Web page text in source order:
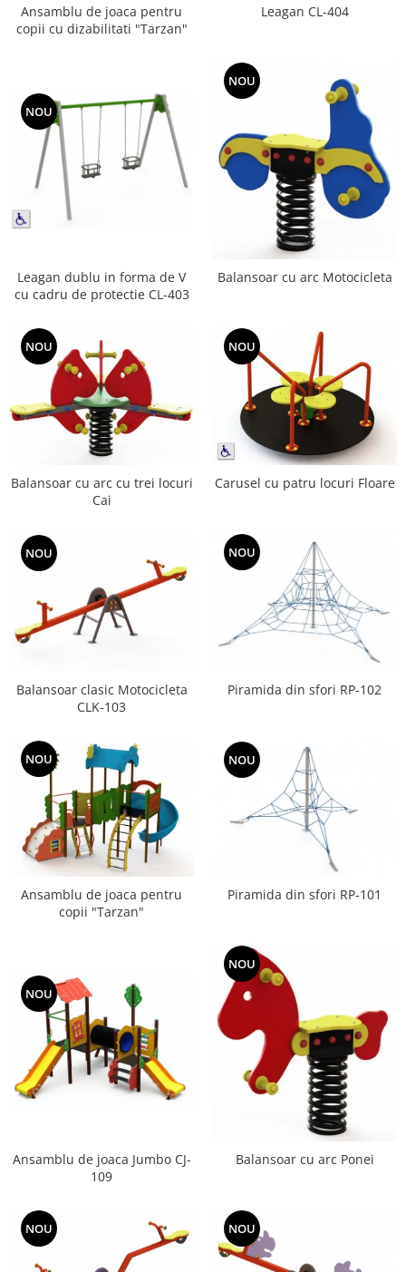
Jocuri cu nisip
Echipamente tematice
Echipamente persoane cu
dizabilitati
Echipament muzical
Animale din cauciuc
SPORT SI FITNESS
Skateboarding
Fotbal si Handbal
Tenis si Volei
Ciclism
Street Workout
Terenuri Multisport
Trasee Ninja
Echipamente fitness
Mese de jocuri
MOBILIER URBAN
Garduri/Imprejmuiri
Panouri pentru informare/Marcaje
Foisoare si pergole
Rastel Biciclete
Banci
Ansamblu de joaca pentru
copii cu dizabilitati "Tarzan"
Leagan CL-404
NOU
Leagan dublu in forma de V
cu cadru de protectie CL-403
NOU
Balansoar cu arc Motocicleta
NOU
Balansoar cu arc cu trei locuri
Cai
NOU
Carusel cu patru locuri Floare
NOU
Balansoar clasic Motocicleta
CLK-103
NOU
Piramida din sfori RP-102
NOU
Ansamblu de joaca pentru
copii "Tarzan"
NOU
Piramida din sfori RP-101
NOU
Ansamblu de joaca Jumbo CJ-
109
NOU
Balansoar cu arc Ponei
NOU NOU